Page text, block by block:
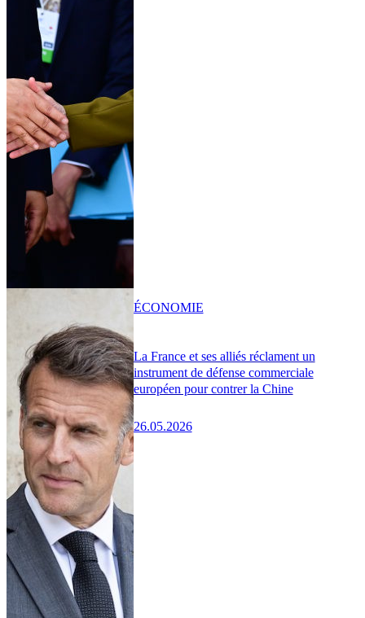
La France et ses alliés réclament un
instrument de défense commerciale
européen pour contrer la Chine
26.05.2026
ÉCONOMIE